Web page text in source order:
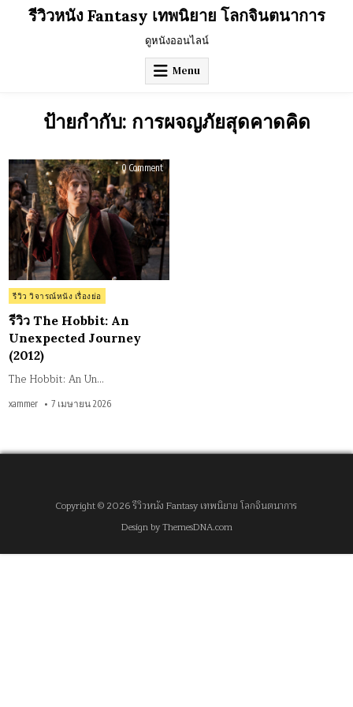
รีวิวหนัง Fantasy เทพนิยาย โลกจินตนาการ
ดูหนังออนไลน์
Menu
ป้ายกำกับ: การผจญภัยสุดคาดคิด
0 Commenton
รีวิว
The
Hobbit:
An
Unexpected
Journey
(2012)
Posted
in
รีวิว วิจารณ์หนัง เรื่องย่อ
รีวิว The Hobbit: An
Unexpected Journey
(2012)
The Hobbit: An Un…
xammer 7 เมษายน 2026
Copyright © 2026 รีวิวหนัง Fantasy เทพนิยาย โลกจินตนาการ
Design by ThemesDNA.com